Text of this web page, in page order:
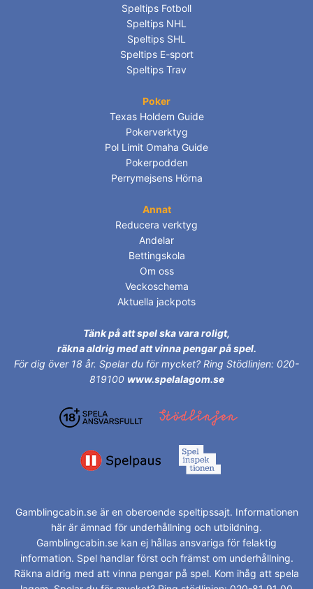
Speltips Fotboll
Speltips NHL
Speltips SHL
Speltips E-sport
Speltips Trav
Poker
Texas Holdem Guide
Pokerverktyg
Pol Limit Omaha Guide
Pokerpodden
Perrymejsens Hörna
Annat
Reducera verktyg
Andelar
Bettingskola
Om oss
Veckoschema
Aktuella jackpots
Tänk på att spel ska vara roligt,
räkna aldrig med att vinna pengar på spel.
För dig över 18 år. Spelar du för mycket? Ring Stödlinjen: 020-
819100 www.spelalagom.se
Gamblingcabin.se är en oberoende speltipssajt. Informationen
här är ämnad för underhållning och utbildning.
Gamblingcabin.se kan ej hållas ansvariga för felaktig
information. Spel handlar först och främst om underhållning.
Räkna aldrig med att vinna pengar på spel. Kom ihåg att spela